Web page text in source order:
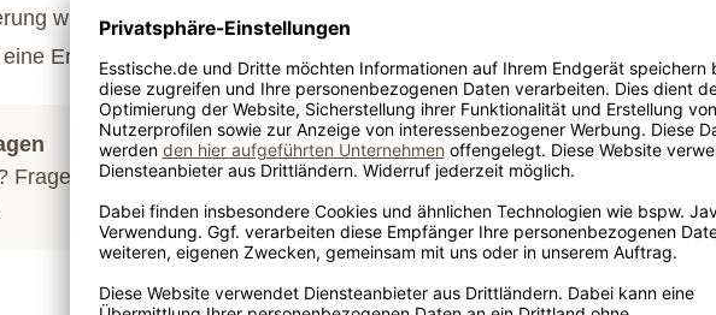
wider Erwarten ausbleiben, geben Sie
Ersatzlieferung veranlassen können.
Fragen zum Holz? Werfen Sie einen